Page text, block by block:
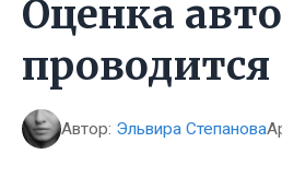
Оценка
проводится
Автор: Эльвира Степанова